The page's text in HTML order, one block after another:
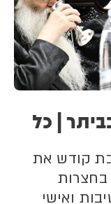
| כל
קודש את
בחצרות
ואישי